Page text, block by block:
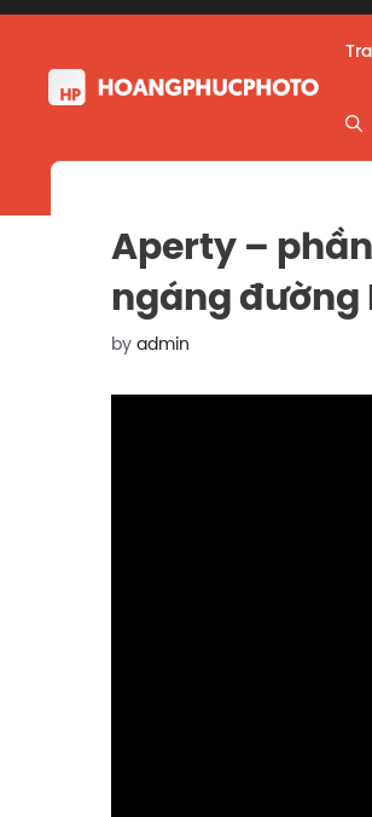
Skip
content
Aperty –
ngáng đường
by admin